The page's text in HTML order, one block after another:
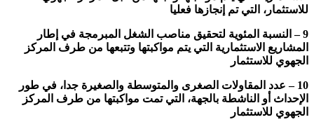
للاستثمار، التي تم إنجازها فعليا
9 – النسبة المئوية لتحقيق مناصب الشغل المبرمجة في إطار
المشاريع الاستثمارية التي يتم مواكبتها وتتبعها من طرف المركز
الجهوي للاستثمار
10 – عدد المقاولات الصغرى والمتوسطة والصغيرة جدا، في طور
الإحداث أو الناشطة بالجهة، التي تمت مواكبتها من طرف المركز
الجهوي للاستثمار